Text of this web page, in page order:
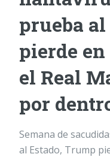
prueba
pierde
el Real
por
Semana de
al Estado, Trump